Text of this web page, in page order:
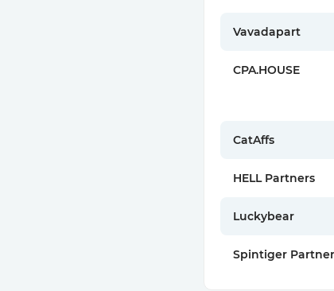
Vavadapart
CPA.HOUSE
CatAffs
HELL Partners
Luckybear
Spintiger